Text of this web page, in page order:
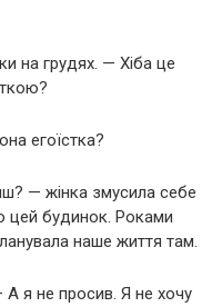
на грудях. — Хіба це
егоїстка?
— жінка змусила себе
цей будинок. Роками
наше життя там.
я не просив. Я не хочу